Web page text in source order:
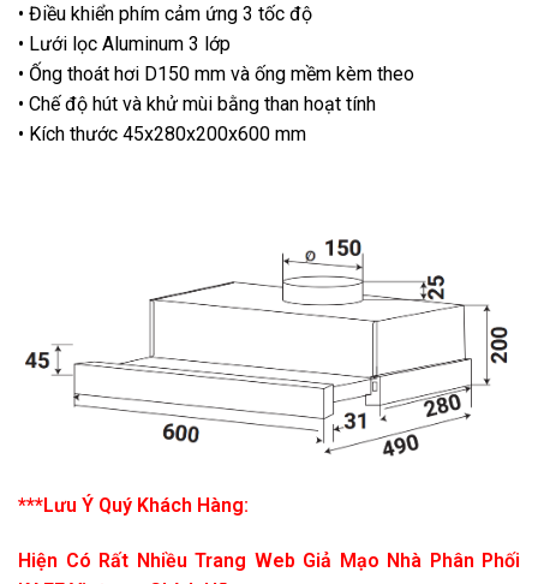
• Điều khiển phím cảm ứng 3 tốc độ
• Lưới lọc Aluminum 3 lớp
• Ống thoát hơi D150 mm và ống mềm kèm theo
• Chế độ hút và khử mùi bằng than hoạt tính
• Kích thước 45x280x200x600 mm
***Lưu Ý Quý Khách Hàng:
Hiện Có Rất Nhiều Trang Web Giả Mạo Nhà Phân Phối